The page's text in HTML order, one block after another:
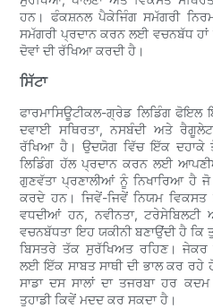
ਹਨ। ਫੰਕਸ਼ਨਲ ਪੈਕੇਜਿੰਗ ਸਮੱਗਰੀ
ਸਮੱਗਰੀ ਪ੍ਰਦਾਨ ਕਰਨ ਲਈ ਵਚਨਬੱਧ
ਦੋਵਾਂ ਦੀ ਰੱਖਿਆ ਕਰਦੀ ਹੈ।
ਸਿੱਟਾ
ਫਾਰਮਾਸਿਊਟੀਕਲ-ਗ੍ਰੇਡ ਲਿਡਿੰਗ
ਦਵਾਈ ਸਥਿਰਤਾ, ਨਸਬੰਦੀ ਅਤੇ
ਰੱਖਿਆ ਹੈ। ਉਦਯੋਗ ਵਿੱਚ ਇੱਕ ਦਹਾਕੇ
ਲਿਡਿੰਗ ਹੱਲ ਪ੍ਰਦਾਨ ਕਰਨ ਲਈ
ਗੁਣਵੱਤਾ ਪ੍ਰਣਾਲੀਆਂ ਨੂੰ ਨਿਖਾਰਿਆ ਹੈ
ਕਰਦੇ ਹਨ। ਜਿਵੇਂ-ਜਿਵੇਂ ਨਿਯਮ
ਵਧਦੀਆਂ ਹਨ, ਨਵੀਨਤਾ, ਟਰੇਸੇਬਿਲਟੀ
ਵਚਨਬੱਧਤਾ ਇਹ ਯਕੀਨੀ ਬਣਾਉਂਦੀ ਹੈ
ਬਿਸਤਰੇ ਤੱਕ ਸੁਰੱਖਿਅਤ ਰਹਿਣ।
ਲਈ ਇੱਕ ਸਾਬਤ ਸਾਥੀ ਦੀ ਭਾਲ ਕਰ
ਸਾਡਾ ਦਸ ਸਾਲਾਂ ਦਾ ਤਜਰਬਾ ਹਰ
ਤੁਹਾਡੀ ਕਿਵੇਂ ਮਦਦ ਕਰ ਸਕਦਾ ਹੈ।